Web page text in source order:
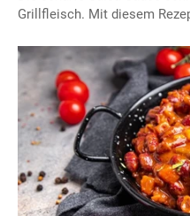
Grillfleisch. Mit diesem